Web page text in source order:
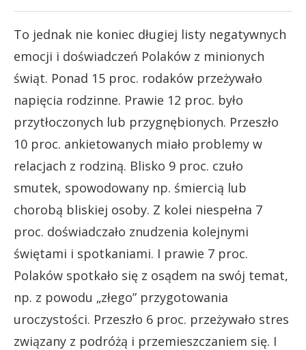
To jednak nie koniec długiej listy negatywnych
emocji i doświadczeń Polaków z minionych
świąt. Ponad 15 proc. rodaków przeżywało
napięcia rodzinne. Prawie 12 proc. było
przytłoczonych lub przygnębionych. Przeszło
10 proc. ankietowanych miało problemy w
relacjach z rodziną. Blisko 9 proc. czuło
smutek, spowodowany np. śmiercią lub
chorobą bliskiej osoby. Z kolei niespełna 7
proc. doświadczało znudzenia kolejnymi
świętami i spotkaniami. I prawie 7 proc.
Polaków spotkało się z osądem na swój temat,
np. z powodu „złego” przygotowania
uroczystości. Przeszło 6 proc. przeżywało stres
związany z podróżą i przemieszczaniem się. I